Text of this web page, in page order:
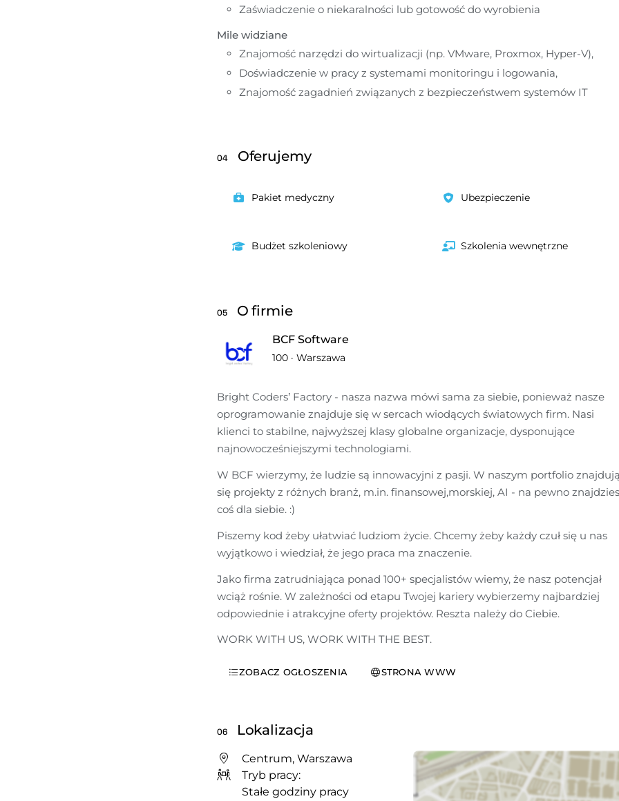
Zaświadczenie o niekaralności lub gotowość do wyrobienia
Mile widziane
Znajomość narzędzi do wirtualizacji (np. VMware, Proxmox, Hyper-V),
Doświadczenie w pracy z systemami monitoringu i logowania,
Znajomość zagadnień związanych z bezpieczeństwem systemów IT
04 Oferujemy
Pakiet medyczny Ubezpieczenie
Budżet szkoleniowy Szkolenia wewnętrzne
05 O firmie
BCF Software
100 · Warszawa
Bright Coders’ Factory - nasza nazwa mówi sama za siebie, ponieważ nasze
oprogramowanie znajduje się w sercach wiodących światowych firm. Nasi
klienci to stabilne, najwyższej klasy globalne organizacje, dysponujące
najnowocześniejszymi technologiami.
W BCF wierzymy, że ludzie są innowacyjni z pasji. W naszym portfolio
się projekty z różnych branż, m.in. finansowej,morskiej, AI - na pewno
coś dla siebie. :)
Piszemy kod żeby ułatwiać ludziom życie. Chcemy żeby każdy czuł się u nas
wyjątkowo i wiedział, że jego praca ma znaczenie.
Jako firma zatrudniająca ponad 100+ specjalistów wiemy, że nasz potencjał
wciąż rośnie. W zależności od etapu Twojej kariery wybierzemy najbardziej
odpowiednie i atrakcyjne oferty projektów. Reszta należy do Ciebie.
WORK WITH US, WORK WITH THE BEST.
ZOBACZ OGŁOSZENIA STRONA WWW
06 Lokalizacja
Centrum, Warszawa
Tryb pracy:
Stałe godziny pracy